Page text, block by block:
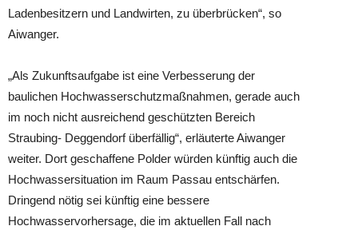
Ladenbesitzern und Landwirten, zu überbrücken“, so
Aiwanger.
„Als Zukunftsaufgabe ist eine Verbesserung der
baulichen Hochwasserschutzmaßnahmen, gerade auch
im noch nicht ausreichend geschützten Bereich
Straubing- Deggendorf überfällig“, erläuterte Aiwanger
weiter. Dort geschaffene Polder würden künftig auch die
Hochwassersituation im Raum Passau entschärfen.
Dringend nötig sei künftig eine bessere
Hochwasservorhersage, die im aktuellen Fall nach